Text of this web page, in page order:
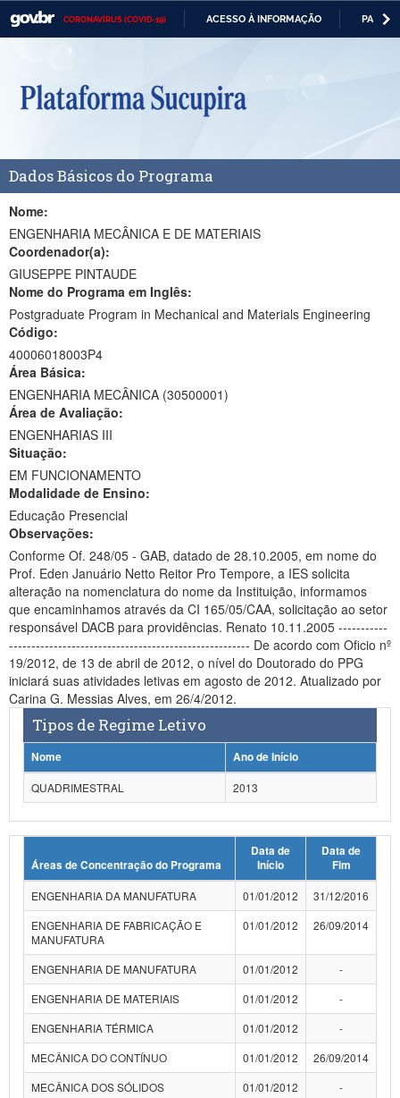
CORONAVÍRUS (COVID-19) ACESSO À INFORMAÇÃO
Casa Civil
Ministério da Defesa
Ministério da Economia
Ministério da Infraestrutura
Ministério da Educação
Ministério da Cidadania
Ministério da Saúde
Ministério de Minas e Energia
Ministério da Ciência, Tecnologia, Inovações e Comunicações
Ministério do Meio Ambiente
Ministério do Turismo
Ministério do Desenvolvimento Regional
Ministério da Mulher, da Família e dos Direitos Humanos
Secretaria-Geral
Secretaria de Governo
Gabinete de Segurança Institucional
Advocacia-Geral da União
Dados Básicos do Programa
Nome:
ENGENHARIA MECÂNICA E DE MATERIAIS
Coordenador(a):
GIUSEPPE PINTAUDE
Nome do Programa em Inglês:
Postgraduate Program in Mechanical and Materials Engineering
Código:
40006018003P4
Área Básica:
ENGENHARIA MECÂNICA (30500001)
Área de Avaliação:
ENGENHARIAS III
Situação:
EM FUNCIONAMENTO
Modalidade de Ensino:
Educação Presencial
Observações:
Conforme Of. 248/05 - GAB, datado de 28.10.2005, em nome do
Prof. Eden Januário Netto Reitor Pro Tempore, a IES solicita
alteração na nomenclatura do nome da Instituição, informamos
que encaminhamos através da CI 165/05/CAA, solicitação ao setor
responsável DACB para providências. Renato 10.11.2005 -----------
------------------------------------------------------ De acordo com Oficio nº
19/2012, de 13 de abril de 2012, o nível do Doutorado do PPG
iniciará suas atividades letivas em agosto de 2012. Atualizado por
Carina G. Messias Alves, em 26/4/2012.
Tipos de Regime Letivo
Nome
Ano de Início
QUADRIMESTRAL
2013
Áreas de Concentração do Programa
Data de
Início
Data de
Fim
ENGENHARIA DA MANUFATURA
01/01/2012
31/12/2016
ENGENHARIA DE FABRICAÇÃO E
MANUFATURA
01/01/2012 26/09/2014
ENGENHARIA DE MANUFATURA 01/01/2012
-
ENGENHARIA DE MATERIAIS
01/01/2012
-
ENGENHARIA TÉRMICA
01/01/2012
-
MECÂNICA DO CONTÍNUO
01/01/2012
26/09/2014
MECÂNICA DOS SÓLIDOS
01/01/2012 -